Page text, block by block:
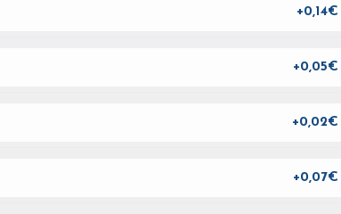
+0,14€
+0,05€
+0,02€
+0,07€